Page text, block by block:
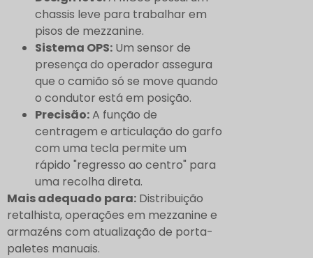
chassis leve para trabalhar em
pisos de mezzanine.
Sistema OPS: Um sensor de
presença do operador assegura
que o camião só se move quando
o condutor está em posição.
Precisão:A função de
centragem e articulação do garfo
com uma tecla permite um
rápido "regresso ao centro" para
uma recolha direta.
Mais adequado para: Distribuição
retalhista, operações em mezzanine e
armazéns com atualização de porta-
paletes manuais.